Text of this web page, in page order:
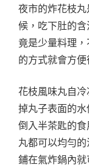
夜市的炸花枝
候，吃下肚的
竟是少量料理
的方式就會方便
花枝風味丸自
掉丸子表面的
倒入半茶匙的
丸都可以均勻
鋪在氣炸鍋內就